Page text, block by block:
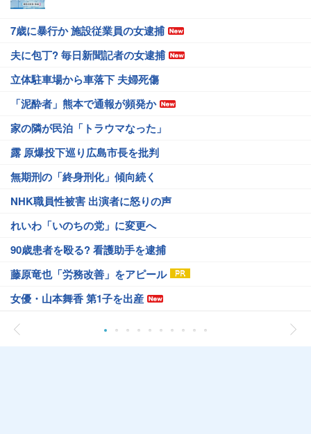
7歳に暴行か 施設従業員の女逮捕
夫に包丁? 毎日新聞記者の女逮捕
立体駐車場から車落下 夫婦死傷
「泥酔者」熊本で通報が頻発か
家の隣が民泊「トラウマなった」
露 原爆投下巡り広島市長を批判
無期刑の「終身刑化」傾向続く
NHK職員性被害 出演者に怒りの声
れいわ「いのちの党」に変更へ
90歳患者を殴る? 看護助手を逮捕
藤原竜也「労務改善」をアピール
女優・山本舞香 第1子を出産